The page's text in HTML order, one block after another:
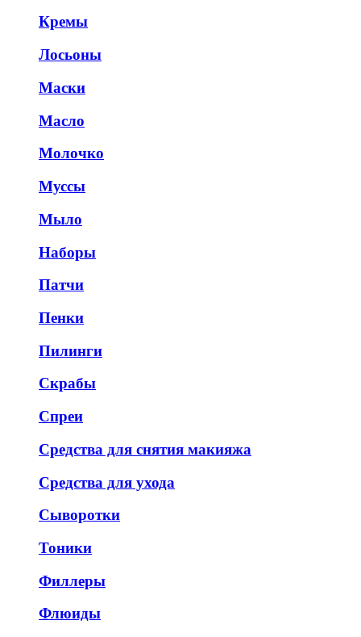
Кремы
Лосьоны
Маски
Масло
Молочко
Муссы
Мыло
Наборы
Патчи
Пенки
Пилинги
Скрабы
Спреи
Средства для снятия макияжа
Средства для ухода
Сыворотки
Тоники
Филлеры
Флюиды